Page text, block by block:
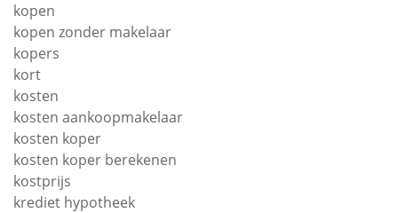
kopen
kopen zonder makelaar
kopers
kort
kosten
kosten aankoopmakelaar
kosten koper
kosten koper berekenen
kostprijs
krediet hypotheek